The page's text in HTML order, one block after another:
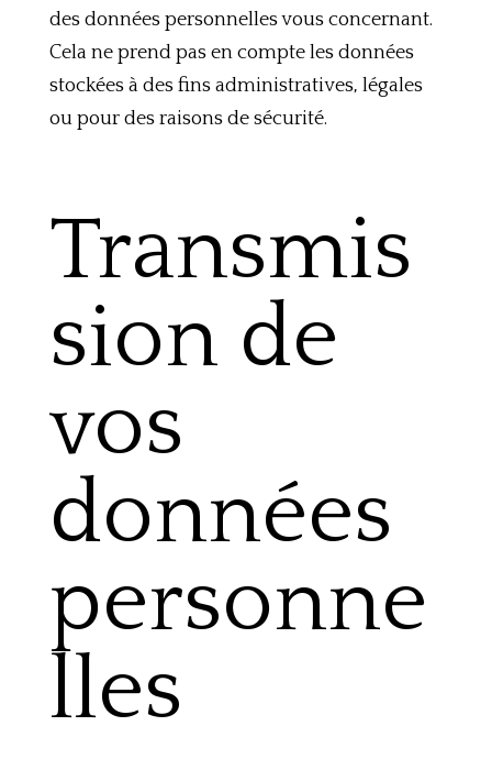
des données personnelles vous concernant.
Cela ne prend pas en compte les données
stockées à des fins administratives, légales
ou pour des raisons de sécurité.
Transmis
sion de
vos
données
personne
lles